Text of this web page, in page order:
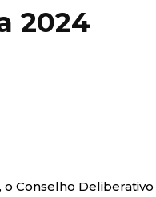
2024
o Conselho